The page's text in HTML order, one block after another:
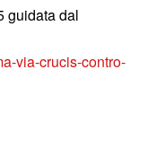
guidata dal
via-crucis-contro-